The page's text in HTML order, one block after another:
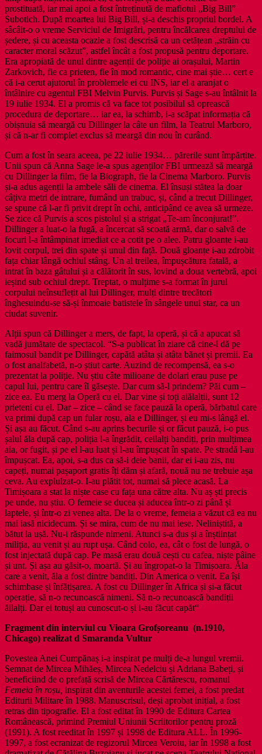
prostituată, iar mai apoi a fost întreținută de mafiotul „Big Bill”
Subotich. După moartea lui Big Bill, și-a deschis propriul bordel. A
sâcâit-o o vreme Serviciul de Imigrări, pentru încălcarea dreptului de
ședere, și cu aceasta ocazie a fost descrisă ca un cetățean „străin cu
caracter moral scăzut”, astfel încât a fost propusă pentru deportare.
Era apropiată de unul dintre agenții de poliție ai orașului, Martin
Zarkovich, fie ca prieten, fie în mod romantic, cine mai știe… cert e
că i-a cerut ajutorul în problemele ei cu INS, iar el a aranjat o
întâlnire cu agentul FBI Melvin Purvis. Purvis și Sage s-au întâlnit la
19 iulie 1934. El a promis că va face tot posibilul să oprească
procedura de deportare… iar ea, la schimb, i-a scăpat informația că
obișnuia să meargă cu Dillinger la câte un film, la Teatrul Marboro,
și că n-ar fi complet exclus să meargă din nou în curând.
Cum a fost în seara aceea, pe 22 iulie 1934… părerile sunt împărțite.
Unii spun că Anna Sage le-a spus agenților FBI urmează să meargă
cu Dillinger la film, fie la Biograph, fie la Cinema Marboro. Purvis
și-a adus agenții la ambele săli de cinema. El însuși stătea la doar
câțiva metri de intrare, fumând un trabuc, și, când a trecut Dillinger,
se spune că l-ar fi privit drept în ochi, anticipând ce avea să urmeze.
Se zice că Purvis a scos pistolul și a strigat „Te-am înconjurat!”.
Dillinger a luat-o la fugă, a încercat să scoată armă, dar o salvă de
focuri l-a întâmpinat imediat ce a cotit pe o alee. Patru gloanțe i-au
lovit corpul, trei din spate și unul din față. Două gloanțe i-au zdrobit
fața chiar lângă ochiul stâng. Un al treilea, împușcătura fatală, a
intrat în baza gâtului și a călătorit în sus, lovind a doua vertebră, apoi
ieșind sub ochiul drept. Treptat, o mulțime s-a format în jurul
corpului neînsuflețit al lui Dillinger, mulți dintre trecători
înghesuindu-se să-și înmoaie batistele în sângele unui star, ca un
ciudat suvenir.
Alții spun că Dillinger a mers, de fapt, la operă, și că a apucat să
vadă jumătate de spectacol. “S-a publicat în ziare că cine-l dă pe
faimosul bandit pe Dillinger, capătă atâta și atâta bănet și premii. Ea
o fost analfabetă, n-o știut carte. Auzind de recompensă, ea s-o
prezentat la poliție. Nu știu câte milioane de dolari erau puse pe
capul lui, pentru care îl găsește. Dar cum să-l prindem? Păi cum –
zice ea. Eu merg la Operă cu el. Dar vine și toți aiălalții, sunt 12
prieteni cu el. Dar – zice – când se face pauză la operă, bărbatul care
va primi după cap un fular roșu, ala e Dillinger, și eu mi-s lângă el.
Și așa au făcut. Când s-au aprins becurile și or făcut pauză, i-o pus
șalul ăla după cap, poliția l-a îngrădit, ceilalți bandiți, prin mulțimea
aia, or fugit, și pe el l-au luat și l-au împușcat în spate. Pe stradă l-au
împușcat. Ea, apoi, s-a dus ca să-i deie banii, dar ei i-au zis, nu
capeți, numai pașaport gratis îți dăm și afară, nouă nu ne trebuie așa
ceva. Au explulzat-o. I-au plătit tot, numai să plece acasă. La
Timișoara a stat la niște case cu fața una către alta. Nu aș ști precis
pe unde, nu știu. O femeie se ducea și aducea într-o zi până și
laptele, și într-o zi venea alta. De la o vreme, femeia a văzut că ea nu
mai iasă nicidecum. Și se mira, cum de nu mai iese. Neliniștită, a
bătut la ușă. Nu-i răspunde nimeni. Atunci s-a dus și a înștiințat
miliția, au venit și au rupt ușa. Când colo, ea, cât o fost de lungă, o
fost injectată după cap. Pe masă erau două cești cu cafea, niște pâine
și unt. Și așa au găsit-o, moartă. Și au îngropat-o la Timișoara. Ăla
care a venit, ăla a fost dintre bandiți. Din America o venit. Ea își
schimbase și înfățișarea. A fost cu Dillinger în Africa și și-a făcut
operație, să n-o recunoască nimeni. Să n-o recunoască bandiții
ăilalți. Dar ei totuși au cunoscut-o și i-au făcut capăt“
Fragment din interviul cu Vioara Grofșoreanu (n.1910,
Chicago) realizat d Smaranda Vultur
Povestea Anei Cumpănaș i-a inspirat pe mulți de-a lungul vremii.
Semnat de Mircea Mihăeș, Mircea Nedelciu și Adriana Babeți, și
beneficiind de o prefață scrisă de Mircea Cărtărescu, romanul
Femeia în roșu, inspirat din aventurile acestei femei a fost predat
Editurii Militare în 1988. Manuscrisul, deși aprobat inițial, a fost
retras din tipografie. El a fost editat în 1990 de Editura Cartea
Românească, primind Premiul Uniunii Scriitorilor pentru proză
(1991). A fost reeditat în 1997 și 1998 de Editura ALL. În 1996-
1997, a fost ecranizat de regizorul Mircea Veroiu, iar în 1998 a fost